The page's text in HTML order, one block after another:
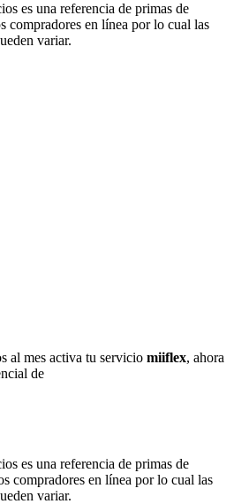
es una referencia de primas de
compradores en línea por lo cual las
variar.
al mes activa tu servicio miiflex, ahora
de
es una referencia de primas de
compradores en línea por lo cual las
variar.